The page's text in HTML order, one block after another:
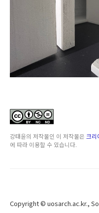
강태윤의 저작물인 이 저작물은 크리
에 따라 이용할 수 있습니다.
Copyright © uosarch.ac.kr.,